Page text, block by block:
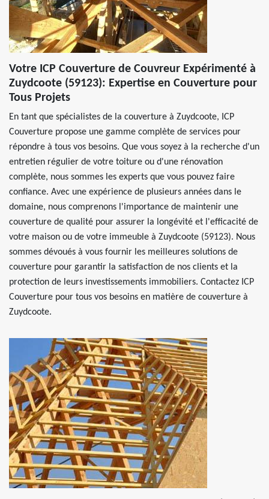
Votre ICP Couverture de Couvreur Expérimenté à
Zuydcoote (59123): Expertise en Couverture pour
Tous Projets
En tant que spécialistes de la couverture à Zuydcoote, ICP
Couverture propose une gamme complète de services pour
répondre à tous vos besoins. Que vous soyez à la recherche d'un
entretien régulier de votre toiture ou d'une rénovation
complète, nous sommes les experts que vous pouvez faire
confiance. Avec une expérience de plusieurs années dans le
domaine, nous comprenons l'importance de maintenir une
couverture de qualité pour assurer la longévité et l'efficacité de
votre maison ou de votre immeuble à Zuydcoote (59123). Nous
sommes dévoués à vous fournir les meilleures solutions de
couverture pour garantir la satisfaction de nos clients et la
protection de leurs investissements immobiliers. Contactez ICP
Couverture pour tous vos besoins en matière de couverture à
Zuydcoote.